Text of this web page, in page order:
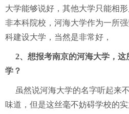
大学能够说好，其他大学只能相
非本科院校，河海大学作为一所
科建设大学，当然是非常好，
2、想报考南京的河海大学，
学？
虽然说河海大学的名字听起来
味道，但是这丝毫不妨碍学校的